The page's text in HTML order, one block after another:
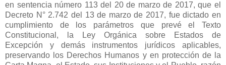
en sentencia número 113 del 20 de marzo de 2017, que el
Decreto N° 2.742 del 13 de marzo de 2017, fue dictado en
cumplimiento de los parámetros que prevé el Texto
Constitucional, la Ley Orgánica sobre Estados de
Excepción y demás instrumentos jurídicos aplicables,
preservando los Derechos Humanos y en protección de la